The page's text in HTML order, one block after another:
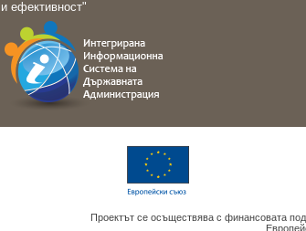
и ефективност"
Проектът се осъществява с финансовата